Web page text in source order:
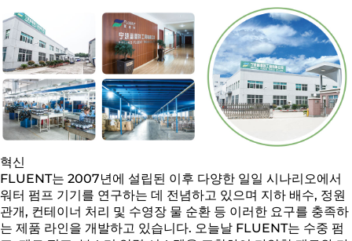
혁신
FLUENT는 2007년에 설립된 이후 다양한 일일 시나리오에서
워터 펌프 기기를 연구하는 데 전념하고 있으며 지하 배수, 정원
관개, 컨테이너 처리 및 수영장 물 순환 등 이러한 요구를 충족하
는 제품 라인을 개발하고 있습니다. 오늘날 FLUENT는 수중 펌